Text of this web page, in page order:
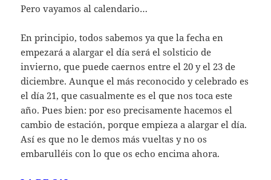
Pero vayamos al calendario…
En principio, todos sabemos ya que la fecha en
empezará a alargar el día será el solsticio de
invierno, que puede caernos entre el 20 y el 23 de
diciembre. Aunque el más reconocido y celebrado es
el día 21, que casualmente es el que nos toca este
año. Pues bien: por eso precisamente hacemos el
cambio de estación, porque empieza a alargar el día.
Así es que no le demos más vueltas y no os
embarulléis con lo que os echo encima ahora.